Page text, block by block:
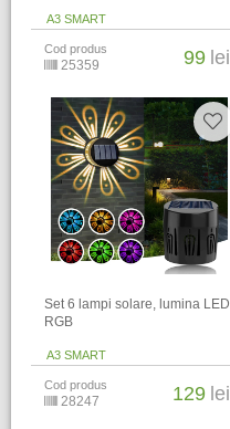
A3 SMART
Cod produs
25359 99 lei
Set 6 lampi solare, lumina LED
RGB
A3 SMART
Cod produs
28247 129 lei